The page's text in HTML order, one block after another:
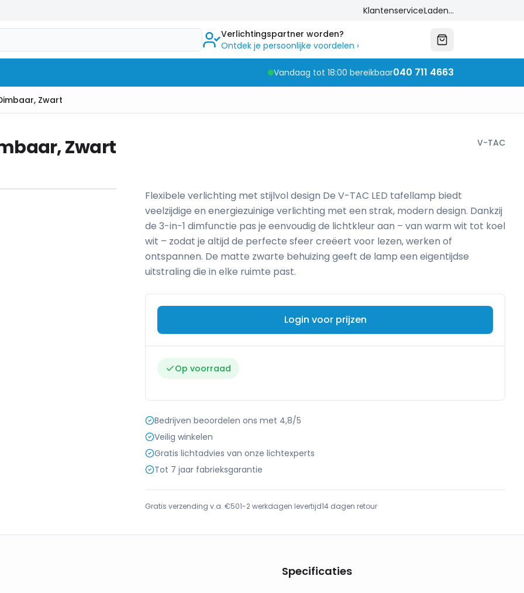
KlantenserviceLaden...
Verlichtingspartner worden?
Ontdek je persoonlijke voordelen ›
Vandaag tot 18:00 bereikbaar040 711 4663
Zwart
Zwart V-TAC
Flexibele verlichting met stijlvol design De V-TAC LED tafellamp biedt
veelzijdige en energiezuinige verlichting met een strak, modern design. Dankzij
de 3-in-1 dimfunctie pas je eenvoudig de lichtkleur aan – van warm wit tot koel
wit – zodat je altijd de perfecte sfeer creëert voor lezen, werken of
ontspannen. De matte zwarte behuizing geeft de lamp een eigentijdse
uitstraling die in elke ruimte past.
Login voor prijzen
Op voorraad
Bedrijven beoordelen ons met 4,8/5
Veilig winkelen
Gratis lichtadvies van onze lichtexperts
Tot 7 jaar fabrieksgarantie
Gratis verzending v.a. €501-2 werkdagen levertijd14 dagen retour
Specificaties